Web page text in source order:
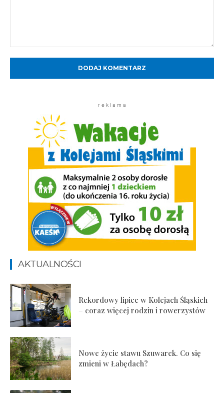
r e k l a m a
AKTUALNOŚCI
Rekordowy lipiec w Kolejach Śląskich
– coraz więcej rodzin i rowerzystów
Nowe życie stawu Szuwarek. Co się
zmieni w Łabędach?